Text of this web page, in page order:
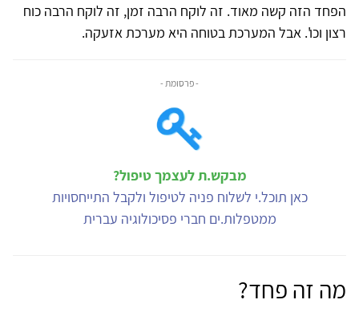
הפחד הזה קשה מאוד. זה לוקח הרבה זמן, זה לוקח הרבה כוח
רצון וכו'. אבל המערכת בטוחה היא מערכת אזעקה.
- פרסומת -
מבקש.ת לעצמך טיפול?
כאן תוכל.י לשלוח פניה לטיפול ולקבל התייחסויות
ממטפלות.ים חברי פסיכולוגיה עברית
מה זה פחד?